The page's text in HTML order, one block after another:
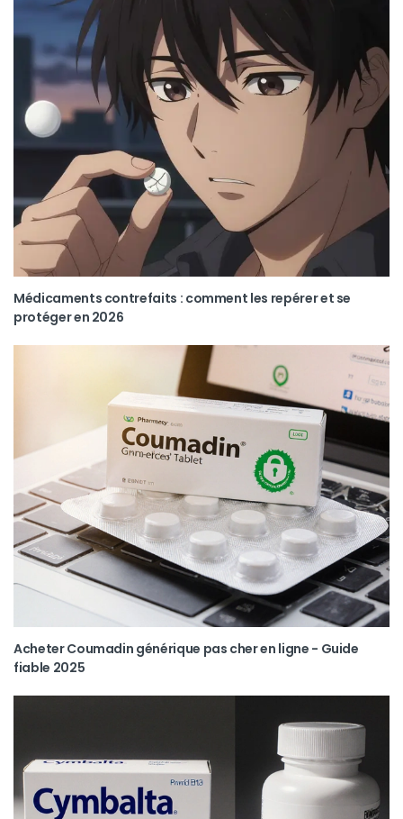
Médicaments contrefaits : comment les repérer et se
protéger en 2026
Acheter Coumadin générique pas cher en ligne - Guide
fiable 2025